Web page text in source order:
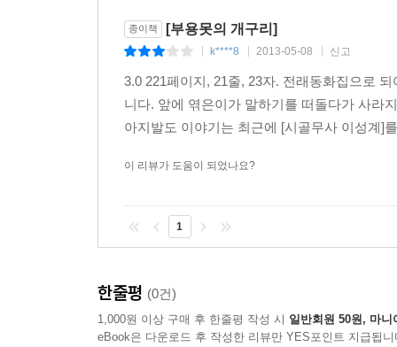
종이책 [부용못의 개구리]
k****8 2013-05-08 신고
3.0 221페이지, 21줄, 23자. 전래동화집으로
니다. 앞에 엮은이가 말하기를 떠돌다가 사라
아지발도 이야기는 최근에 [시골무사 이성계]
이 리뷰가 도움이 되었나요?
1
한줄평 (0건)
1,000원 이상 구매 후 한줄평 작성 시 일반회원 50원, 마니
eBook은 다운로드 후 작성한 리뷰만 YES포인트 지급됩니